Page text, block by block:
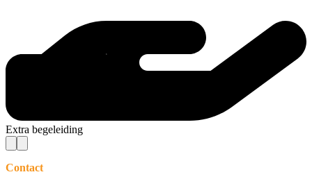
Extra begeleiding
Contact